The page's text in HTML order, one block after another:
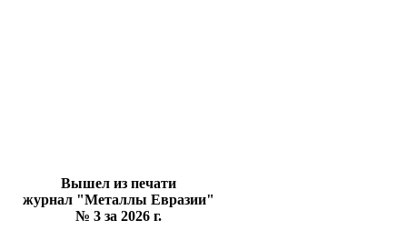
Вышел из печати
журнал "Металлы Евразии"
№ 3 за 2026 г.